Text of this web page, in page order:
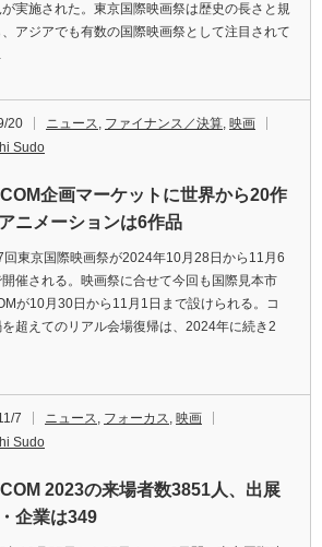
実施された。東京国際映画祭は歴史の長さと規
アジアでも有数の国際映画祭として注目されて
20 ニュース, ファイナンス／決算, 映画
Sudo
企画マーケットに世界から20作
ニメーションは6作品
東京国際映画祭が2024年10月28日から11月6
開催される。映画祭に合せて今回も国際見本市
が10月30日から11月1日まで設けられる。コ
を超えてのリアル会場復帰は、2024年に続き2
7 ニュース, フォーカス, 映画
Sudo
2023の来場者数3851人、出展
企業は349